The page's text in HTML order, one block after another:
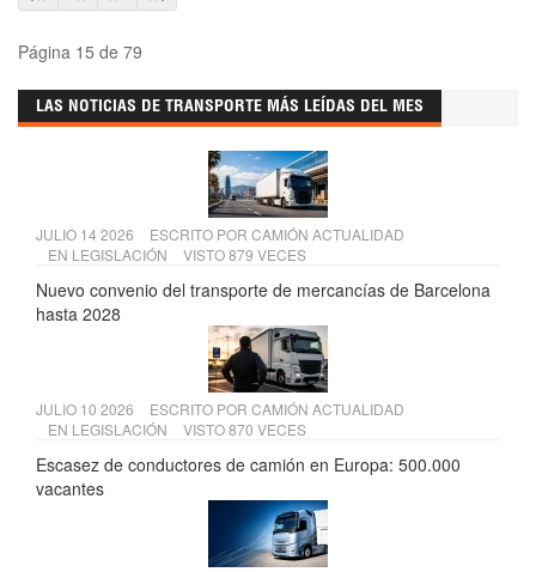
Página 15 de 79
LAS NOTICIAS DE TRANSPORTE MÁS LEÍDAS DEL MES
JULIO 14 2026 ESCRITO POR CAMIÓN ACTUALIDAD
EN LEGISLACIÓN VISTO 879 VECES
Nuevo convenio del transporte de mercancías de Barcelona
hasta 2028
JULIO 10 2026 ESCRITO POR CAMIÓN ACTUALIDAD
EN LEGISLACIÓN VISTO 870 VECES
Escasez de conductores de camión en Europa: 500.000
vacantes